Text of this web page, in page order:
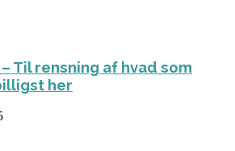
Til rensning af hvad som
her